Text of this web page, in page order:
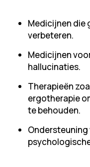
Medicijnen die
verbeteren.
Medicijnen
hallucinaties.
Therapieën
ergotherapie
te behouden.